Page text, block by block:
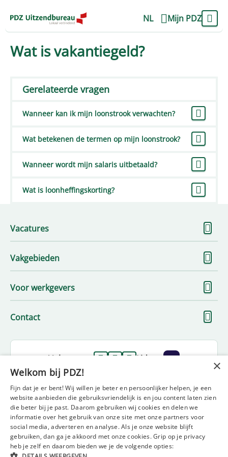
NL Mijn PDZ
Wat is vakantiegeld?
Gerelateerde vragen
Wanneer kan ik mijn loonstrook verwachten?
Wat betekenen de termen op mijn loonstrook?
Wanneer wordt mijn salaris uitbetaald?
Wat is loonheffingskorting?
Vacatures
Vakgebieden
Voor werkgevers
Contact
Volg ons op Lid van
Disclaimer Privacy statementBeleidsverklaring
Diversiteit en inclusie statementKlachtenformulier
×
Welkom bij PDZ!
Fijn dat je er bent! Wij willen je beter en persoonlijker helpen, je een
website aanbieden die gebruiksvriendelijk is en jou content laten zien
die beter bij je past. Daarom gebruiken wij cookies en delen we
informatie over het gebruik van onze site met onze partners voor
social media, adverteren en analyse. Als je onze website blijft
gebruiken, dan ga je akkoord met onze cookies. Grip op je privacy
heb je zelf en daarom bieden we je de volgende opties: